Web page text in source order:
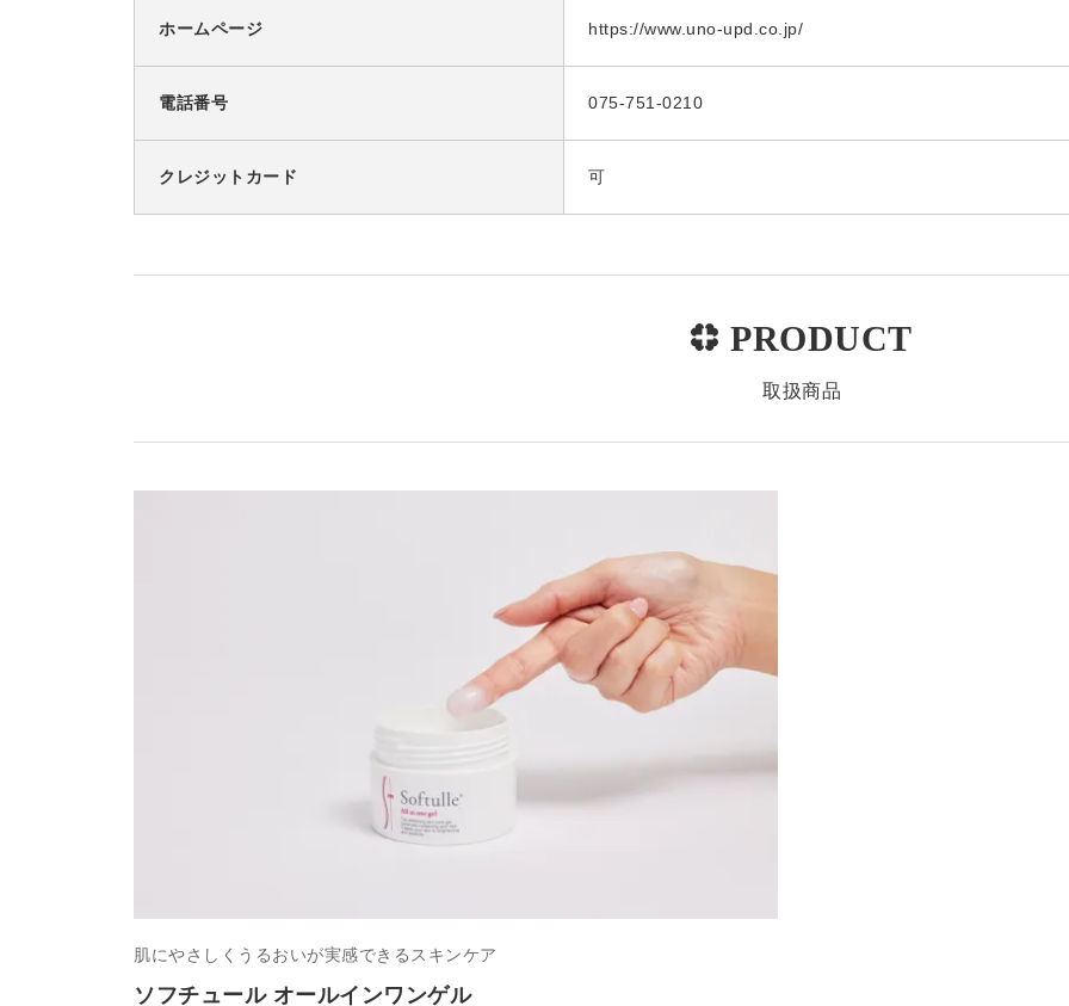
ホームページ https://www.uno-upd.co.jp/
電話番号 075-751-0210
クレジットカード 可
取扱商品
ソフチュール オールインワンゲル
肌にやさしくうるおいが実感できるスキンケア